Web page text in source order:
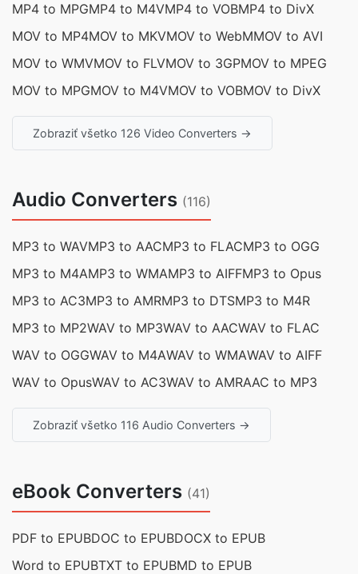
MP4 to MPGMP4 to M4VMP4 to VOBMP4 to DivX
MOV to MP4MOV to MKVMOV to WebMMOV to AVI
MOV to WMVMOV to FLVMOV to 3GPMOV to MPEG
MOV to MPGMOV to M4VMOV to VOBMOV to DivX
Zobraziť všetko 126 Video Converters →
Audio Converters (116)
MP3 to WAVMP3 to AACMP3 to FLACMP3 to OGG
MP3 to M4AMP3 to WMAMP3 to AIFFMP3 to Opus
MP3 to AC3MP3 to AMRMP3 to DTSMP3 to M4R
MP3 to MP2WAV to MP3WAV to AACWAV to FLAC
WAV to OGGWAV to M4AWAV to WMAWAV to AIFF
WAV to OpusWAV to AC3WAV to AMRAAC to MP3
Zobraziť všetko 116 Audio Converters →
eBook Converters (41)
PDF to EPUBDOC to EPUBDOCX to EPUB
Word to EPUBTXT to EPUBMD to EPUB